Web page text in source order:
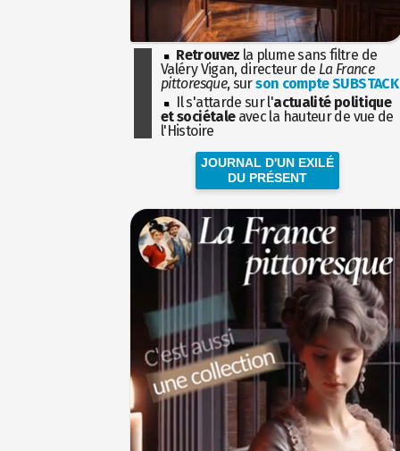
Retrouvez la plume sans filtre de
Valéry Vigan, directeur de La France
pittoresque, surson compte SUBSTACK
Il s'attarde sur l'actualité politique
et sociétaleavec la hauteur de vue de
l'Histoire
JOURNAL D'UN EXILÉ
DU PRÉSENT